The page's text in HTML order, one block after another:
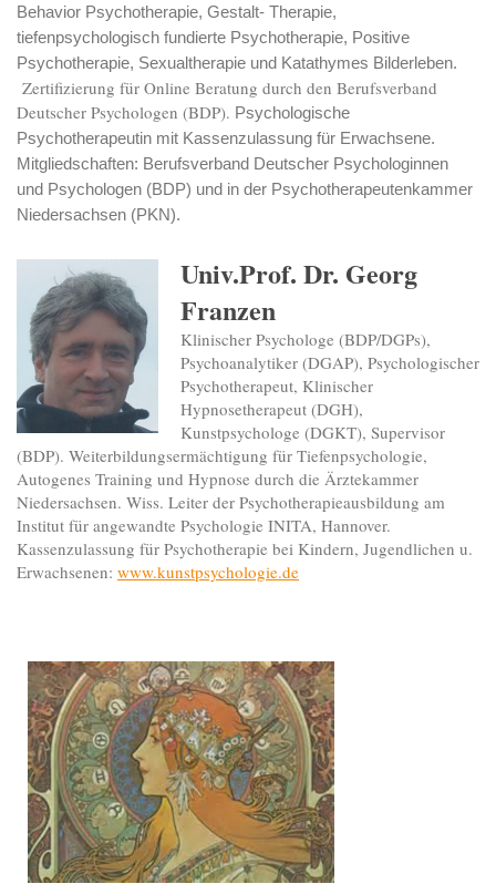
Behavior Psychotherapie, Gestalt- Therapie,
tiefenpsychologisch fundierte Psychotherapie, Positive
Psychotherapie, Sexualtherapie und Katathymes Bilderleben.
Zertifizierung für Online Beratung durch den Berufsverband
Deutscher Psychologen (BDP). Psychologische
Psychotherapeutin mit Kassenzulassung für Erwachsene.
Mitgliedschaften: Berufsverband Deutscher Psychologinnen
und Psychologen (BDP) und in der Psychotherapeutenkammer
Niedersachsen (PKN).
Univ.Prof. Dr. Georg
Franzen
Klinischer Psychologe (BDP/DGPs),
Psychoanalytiker (DGAP), Psychologischer
Psychotherapeut, Klinischer
Hypnosetherapeut (DGH),
Kunstpsychologe (DGKT), Supervisor
(BDP). Weiterbildungsermächtigung für Tiefenpsychologie,
Autogenes Training und Hypnose durch die Ärztekammer
Niedersachsen. Wiss. Leiter der Psychotherapieausbildung am
Institut für angewandte Psychologie INITA, Hannover.
Kassenzulassung für Psychotherapie bei Kindern, Jugendlichen u.
Erwachsenen: www.kunstpsychologie.de